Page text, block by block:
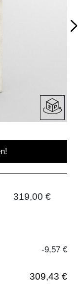
319,00 €
-9,57 €
309,43 €